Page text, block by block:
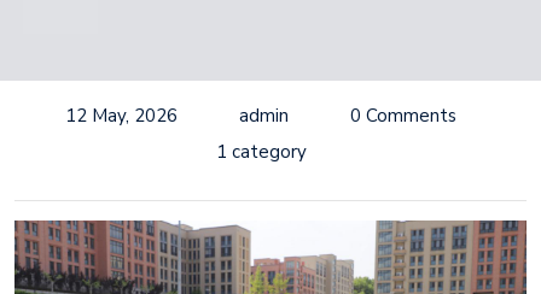
12 May, 2026 admin
0 Comments
1 category